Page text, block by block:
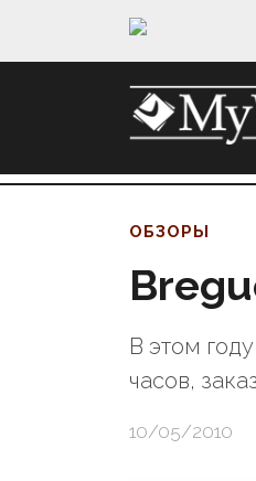
ОБЗОРЫ
В этом
часов,
10/05/2010